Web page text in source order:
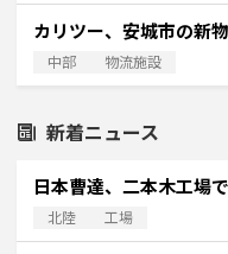
カリツー、安城市の新
中部 物流施設
新着ニュース
日本曹達、二本木工場
北陸 工場